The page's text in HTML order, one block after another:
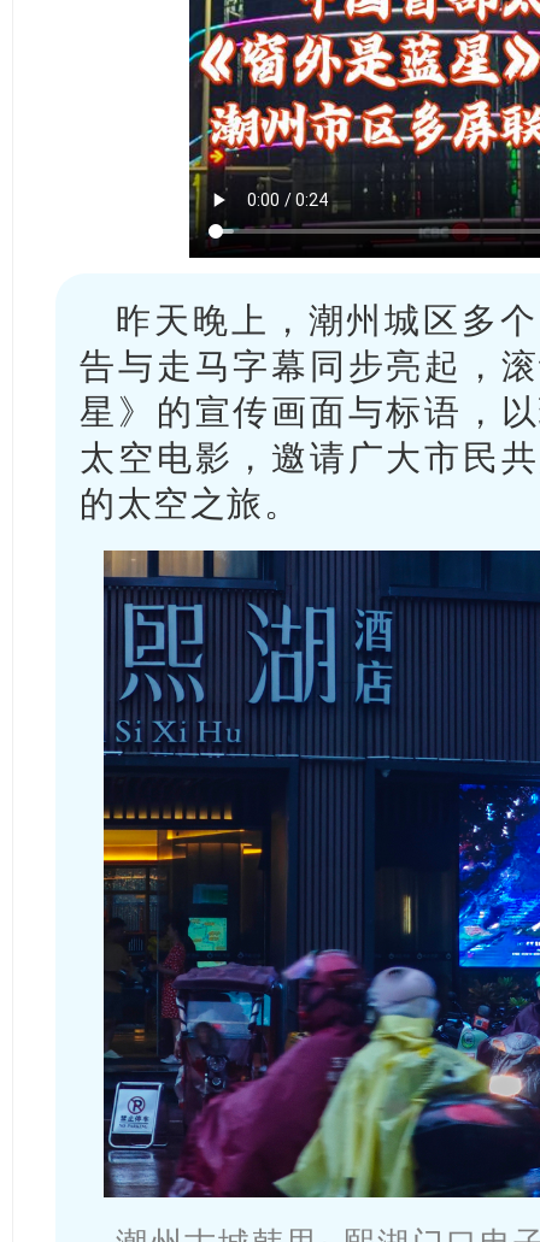
昨天晚上，潮州城区多
告与走马字幕同步亮起，
星》的宣传画面与标语，
太空电影，邀请广大市民
的太空之旅。